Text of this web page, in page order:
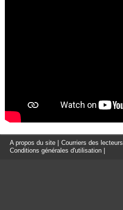
A propos du site Courriers des lecteurs
Conditions générales d'utilisation